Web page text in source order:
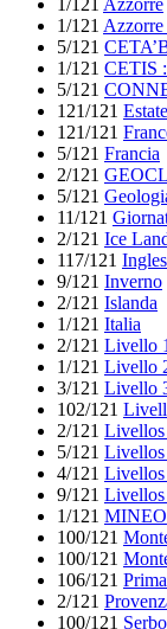
1/121 Azzorre
1/121
5/121
1/121 CETIS
5/121
121/121 Estate
121/121
5/121 Francia
2/121
5/121
11/121
2/121 Ice
117/121
9/121 Inverno
2/121 Islanda
1/121 Italia
2/121 Livello 1
1/121 Livello
3/121 Livello
102/121
2/121
5/121
4/121
9/121
1/121 MINEO
100/121
100/121
106/121
2/121
100/121